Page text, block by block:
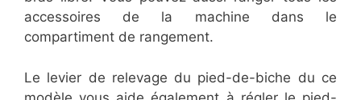
accessoires de la machine dans le
compartiment de rangement.
Le levier de relevage du pied-de-biche du ce